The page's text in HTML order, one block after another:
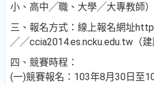
小、高中╱職、大學╱大專教師）
三、報名方式：線上報名網址http
╱╱ccia2014.es.ncku.edu.tw（建
四、競賽時程：
(一)競賽報名：103年8月30日至